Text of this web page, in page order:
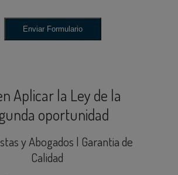
Aplicar la Ley de la
oportunidad
y Abogados | Garantia de
Calidad